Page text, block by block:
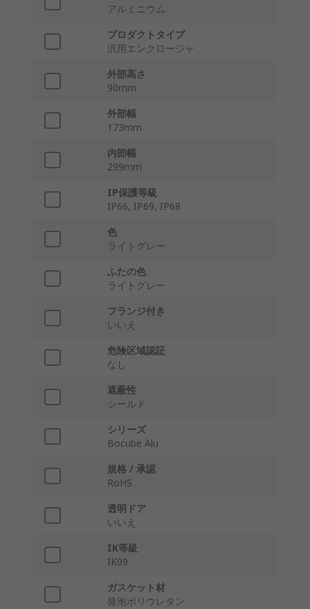
アルミニウム
プロダクトタイプ
汎用エンクロージャ
外部高さ
90mm
外部幅
173mm
内部幅
299mm
IP保護等級
IP66, IP69, IP68
色
ライトグレー
ふたの色
ライトグレー
フランジ付き
いいえ
危険区域認証
なし
遮蔽性
シールド
シリーズ
Bocube Alu
規格 / 承認
RoHS
透明ドア
いいえ
IK等級
IK09
ガスケット材
発泡ポリウレタン